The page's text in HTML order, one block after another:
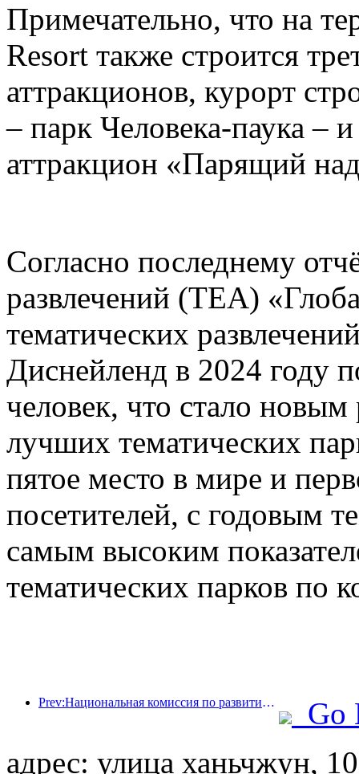
Примечательно, что на
Resort также строится
аттракционов, курорт
– парк Человека-паука –
аттракцион «Парящий
Согласно последнему
развлечений (TEA)
тематических
Диснейленд в 2024 году
человек, что стало
лучших тематических
пятое место в мире и
посетителей, с годовым
самым высоким
тематических парков по
Prev:Национальная комиссия по развитию и реформам опубликовала первую партию из 49 высококачественных мест для занятий спортом на открытом воздухе.
Go
адрес: улица ханьчжун,